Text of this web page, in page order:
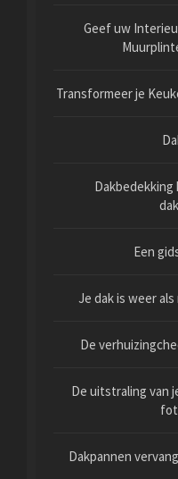
Geef uw
Transformeer je
Een
Je dak is weer
De
De uitstraling van
Dakpannen